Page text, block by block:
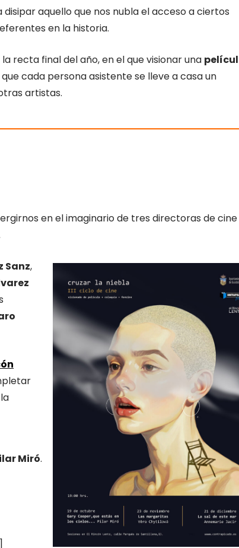
disipar aquello que nos nubla el acceso a ciertos
en la historia.
recta final del año, en el que visionar una
que cada persona asistente se lleve a casa un
artistas.
en el imaginario de tres directoras de cine
Sanz,
Miró.